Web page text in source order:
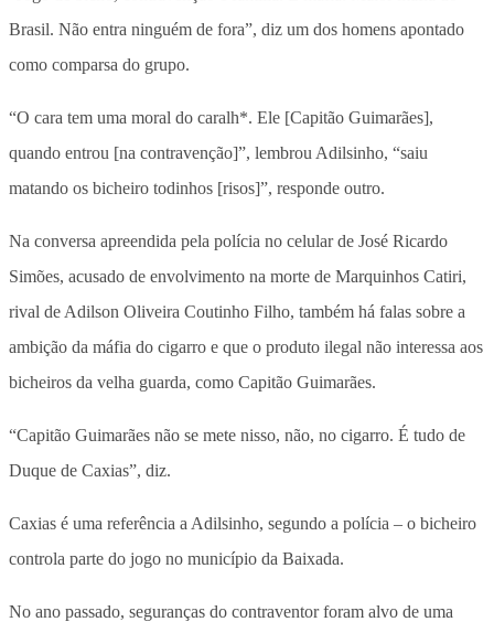
Brasil. Não entra ninguém de fora”, diz um dos homens apontado
como comparsa do grupo.
“O cara tem uma moral do caralh*. Ele [Capitão Guimarães],
quando entrou [na contravenção]”, lembrou Adilsinho, “saiu
matando os bicheiro todinhos [risos]”, responde outro.
Na conversa apreendida pela polícia no celular de José Ricardo
Simões, acusado de envolvimento na morte de Marquinhos Catiri,
rival de Adilson Oliveira Coutinho Filho, também há falas sobre a
ambição da máfia do cigarro e que o produto ilegal não interessa aos
bicheiros da velha guarda, como Capitão Guimarães.
“Capitão Guimarães não se mete nisso, não, no cigarro. É tudo de
Duque de Caxias”, diz.
Caxias é uma referência a Adilsinho, segundo a polícia – o bicheiro
controla parte do jogo no município da Baixada.
No ano passado, seguranças do contraventor foram alvo de uma